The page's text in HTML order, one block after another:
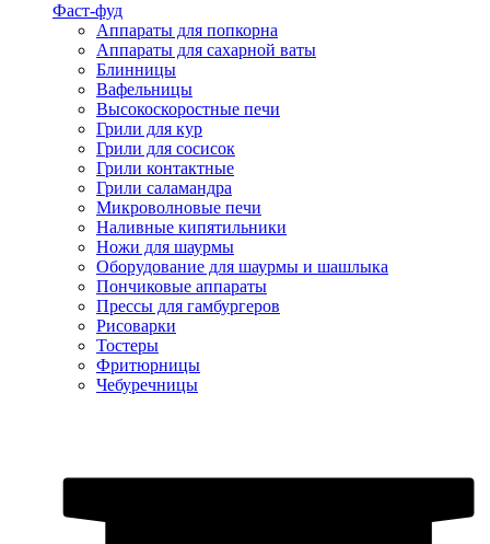
Фаст-фуд
Аппараты для попкорна
Аппараты для сахарной ваты
Блинницы
Вафельницы
Высокоскоростные печи
Грили для кур
Грили для сосисок
Грили контактные
Грили саламандра
Микроволновые печи
Наливные кипятильники
Ножи для шаурмы
Оборудование для шаурмы и шашлыка
Пончиковые аппараты
Прессы для гамбургеров
Рисоварки
Тостеры
Фритюрницы
Чебуречницы